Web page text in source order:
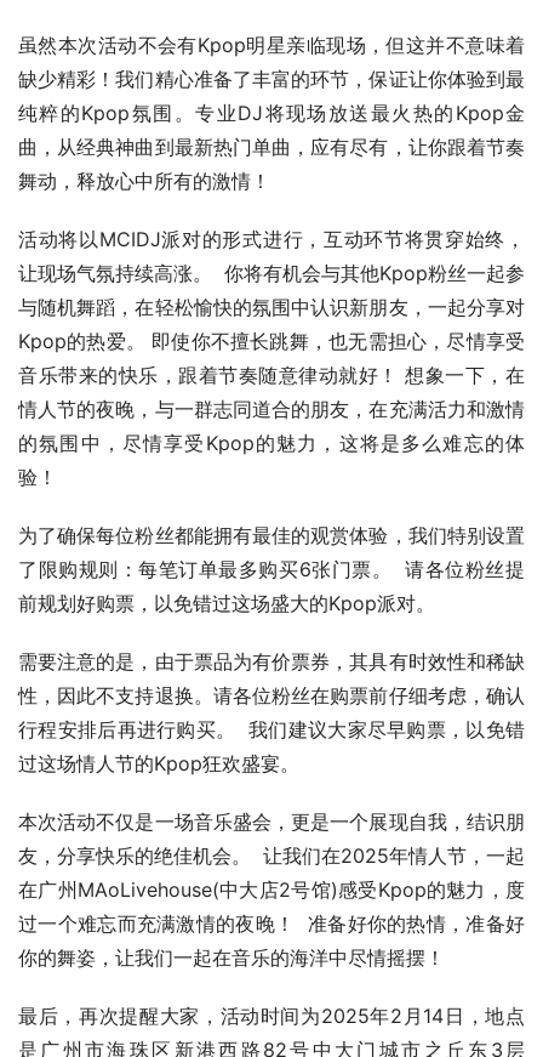
虽然本次活动不会有Kpop明星亲临现场，但这并不意味着
缺少精彩！我们精心准备了丰富的环节，保证让你体验到最
纯粹的Kpop氛围。专业DJ将现场放送最火热的Kpop金
曲，从经典神曲到最新热门单曲，应有尽有，让你跟着节奏
舞动，释放心中所有的激情！
活动将以MCIDJ派对的形式进行，互动环节将贯穿始终，
让现场气氛持续高涨。  你将有机会与其他Kpop粉丝一起参
与随机舞蹈，在轻松愉快的氛围中认识新朋友，一起分享对
Kpop的热爱。 即使你不擅长跳舞，也无需担心，尽情享受
音乐带来的快乐，跟着节奏随意律动就好！ 想象一下，在
情人节的夜晚，与一群志同道合的朋友，在充满活力和激情
的氛围中，尽情享受Kpop的魅力，这将是多么难忘的体
验！
为了确保每位粉丝都能拥有最佳的观赏体验，我们特别设置
了限购规则：每笔订单最多购买6张门票。  请各位粉丝提
前规划好购票，以免错过这场盛大的Kpop派对。
需要注意的是，由于票品为有价票券，其具有时效性和稀缺
性，因此不支持退换。请各位粉丝在购票前仔细考虑，确认
行程安排后再进行购买。  我们建议大家尽早购票，以免错
过这场情人节的Kpop狂欢盛宴。
本次活动不仅是一场音乐盛会，更是一个展现自我，结识朋
友，分享快乐的绝佳机会。  让我们在2025年情人节，一起
在广州MAoLivehouse(中大店2号馆)感受Kpop的魅力，度
过一个难忘而充满激情的夜晚！  准备好你的热情，准备好
你的舞姿，让我们一起在音乐的海洋中尽情摇摆！
最后，再次提醒大家，活动时间为2025年2月14日，地点
是广州市海珠区新港西路82号中大门城市之丘东3层